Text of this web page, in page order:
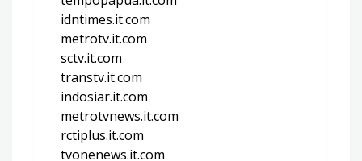
idntimes.it.com
metrotv.it.com
sctv.it.com
transtv.it.com
indosiar.it.com
metrotvnews.it.com
rctiplus.it.com
tvonenews.it.com